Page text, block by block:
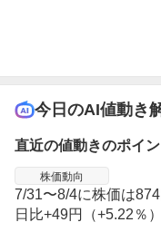
ア
今日のAI値動き
直近の値動きのポイン
株価動向
7/31〜8/4に株価は
日比+49円（+5.22％